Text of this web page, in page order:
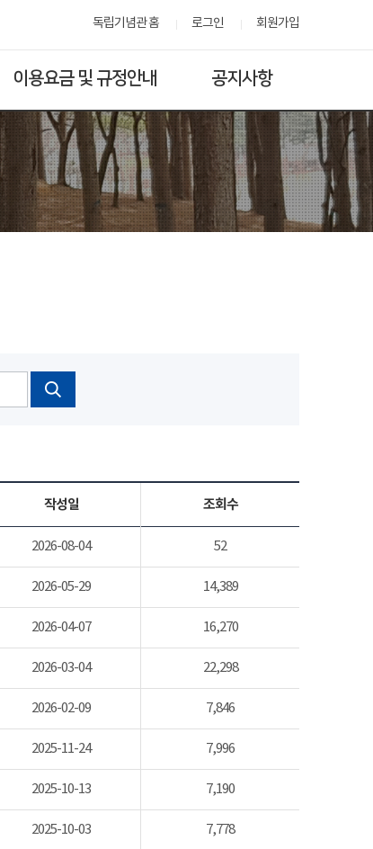
독립기념관 홈 로그인 회원가입
이용요금 및 규정안내 공지사항
작성일 조회수
2026-08-04 52
2026-05-29 14,389
2026-04-07 16,270
2026-03-04 22,298
2026-02-09 7,846
2025-11-24 7,996
2025-10-13 7,190
2025-10-03 7,778